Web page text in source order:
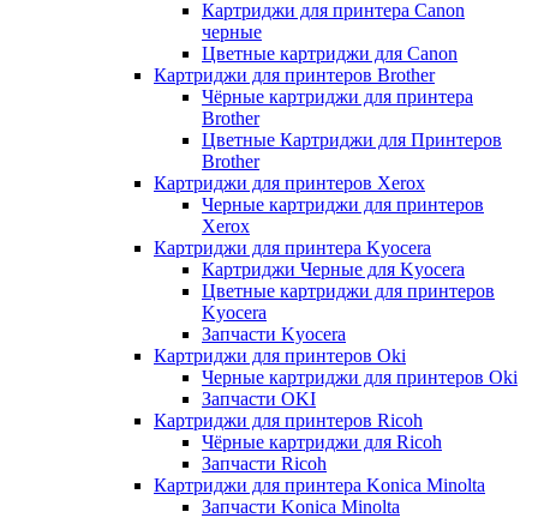
Картриджи для принтера Сanon
черные
Цветные картриджи для Сanon
Картриджи для принтеров Brother
Чёрные картриджи для принтера
Brother
Цветные Картриджи для Принтеров
Brother
Картриджи для принтеров Xerox
Черные картриджи для принтеров
Xerox
Картриджи для принтера Kyocera
Картриджи Черные для Kyocera
Цветные картриджи для принтеров
Kyocera
Запчасти Kyocera
Картриджи для принтеров Oki
Черные картриджи для принтеров Oki
Запчасти OKI
Картриджи для принтеров Ricoh
Чёрные картриджи для Ricoh
Запчасти Ricoh
Картриджи для принтера Konica Minolta
Запчасти Koniсa Minolta